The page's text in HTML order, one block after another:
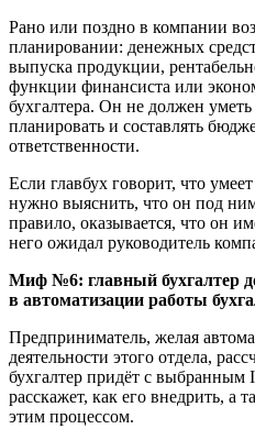
Рано или поздно в компании
планировании: денежных
выпуска продукции,
функции финансиста или
бухгалтера. Он не должен
планировать и составлять
ответственности.
Если главбух говорит, что
нужно выяснить, что он под
правило, оказывается, что он
него ожидал руководитель
Миф №6: главный бухгалтер
в автоматизации работы
Предприниматель, желая
деятельности этого отдела,
бухгалтер придёт с
расскажет, как его внедрить, а
этим процессом.